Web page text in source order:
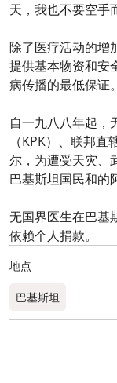
天，我也不要空手
除了医疗活动的增
提供基本物资和安
病传播的最低保证。
自一九八八年起，
（KPK）、联邦
尔，为遭受天灾、
巴基斯坦国民和的
无国界医生在巴基
依赖个人捐款。
地点
巴基斯坦